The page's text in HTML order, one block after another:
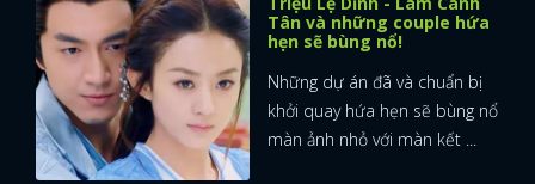
FACEBOOK GOOGLE
Tân và những couple hứa
hẹn sẽ bùng nổ!
Những dự án đã và chuẩn bị
khởi quay hứa hẹn sẽ bùng nổ
màn ảnh nhỏ với màn kết ...